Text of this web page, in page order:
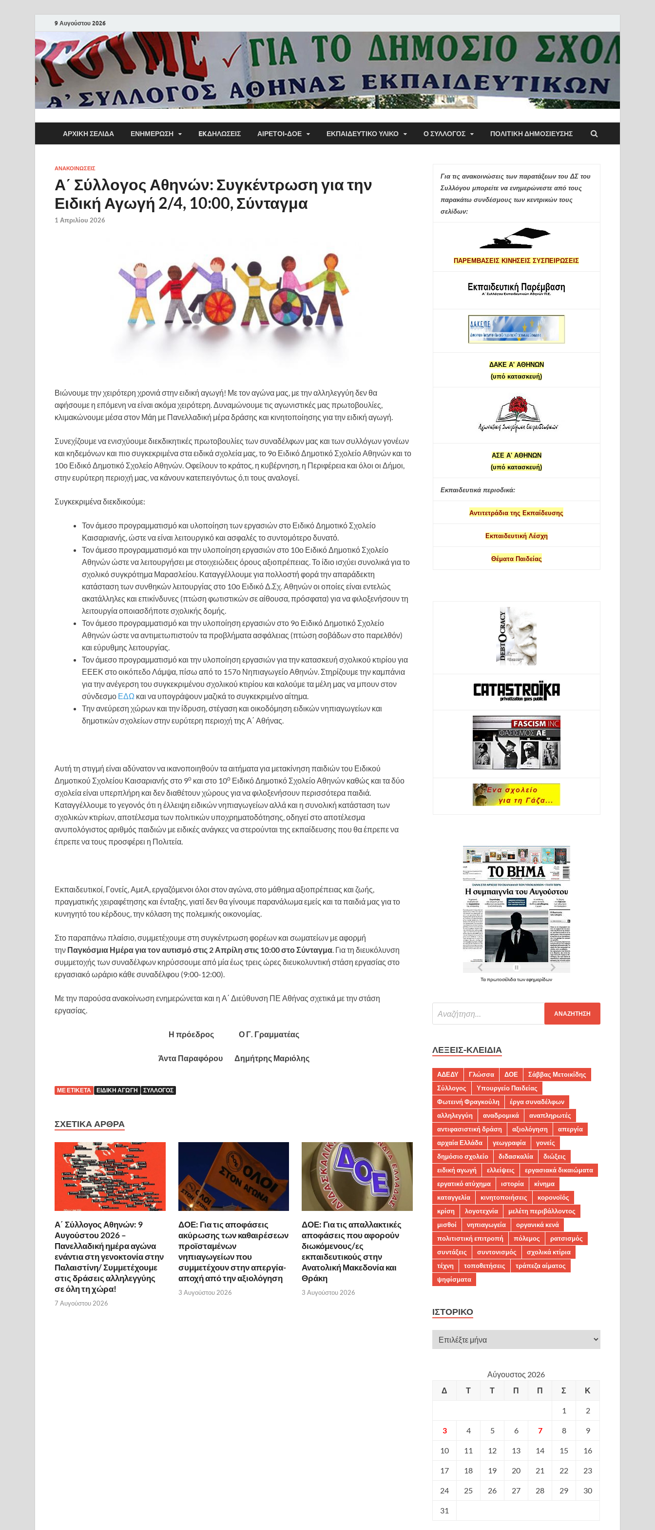
9 Αυγούστου 2026
Α΄ Σύλλογος Αθηνών
Εκπαιδευτικών Π.Ε.
ΑΡΧΙΚΗ ΣΕΛΙΔΑ ΕΝΗΜΕΡΩΣΗ EKΔΗΛΩΣΕΙΣ ΑΙΡΕΤΟΙ-ΔΟΕ ΕΚΠΑΙΔΕΥΤΙΚΌ ΥΛΙΚΌ Ο ΣΥΛΛΟΓΟΣ ΠΟΛΙΤΙΚΉ ΔΗΜΟΣΊΕΥΣΗΣ
ΑΝΑΚΟΙΝΩΣΕΙΣ
Α΄ Σύλλογος Αθηνών: Συγκέντρωση για την
Ειδική Αγωγή 2/4, 10:00, Σύνταγμα
1 Απριλίου 2026
Βιώνουμε την χειρότερη χρονιά στην ειδική αγωγή! Με τον αγώνα μας, με την αλληλεγγύη δεν θα
αφήσουμε η επόμενη να είναι ακόμα χειρότερη. Δυναμώνουμε τις αγωνιστικές μας πρωτοβουλίες,
κλιμακώνουμε μέσα στον Μάη με Πανελλαδική μέρα δράσης και κινητοποίησης για την ειδική αγωγή.
Συνεχίζουμε να ενισχύουμε διεκδικητικές πρωτοβουλίες των συναδέλφων μας και των συλλόγων γονέων
και κηδεμόνων και πιο συγκεκριμένα στα ειδικά σχολεία μας, το 9ο Ειδικό Δημοτικό Σχολείο Αθηνών και το
10ο Ειδικό Δημοτικό Σχολείο Αθηνών. Οφείλουν το κράτος, η κυβέρνηση, η Περιφέρεια και όλοι οι Δήμοι,
στην ευρύτερη περιοχή μας, να κάνουν κατεπειγόντως ό,τι τους αναλογεί.
Συγκεκριμένα διεκδικούμε:
Τον άμεσο προγραμματισμό και υλοποίηση των εργασιών στο Ειδικό Δημοτικό Σχολείο
Καισαριανής, ώστε να είναι λειτουργικό και ασφαλές το συντομότερο δυνατό.
Τον άμεσο προγραμματισμό και την υλοποίηση εργασιών στο 10ο Ειδικό Δημοτικό Σχολείο
Αθηνών ώστε να λειτουργήσει με στοιχειώδεις όρους αξιοπρέπειας. Το ίδιο ισχύει συνολικά για το
σχολικό συγκρότημα Μαρασλείου. Καταγγέλλουμε για πολλοστή φορά την απαράδεκτη
κατάσταση των συνθηκών λειτουργίας στο 10ο Ειδικό Δ.Σχ. Αθηνών οι οποίες είναι εντελώς
ακατάλληλες και επικίνδυνες (πτώση φωτιστικών σε αίθουσα, πρόσφατα) για να φιλοξενήσουν τη
λειτουργία οποιασδήποτε σχολικής δομής.
Τον άμεσο προγραμματισμό και την υλοποίηση εργασιών στο 9ο Ειδικό Δημοτικό Σχολείο
Αθηνών ώστε να αντιμετωπιστούν τα προβλήματα ασφάλειας (πτώση σοβάδων στο παρελθόν)
και εύρυθμης λειτουργίας.
Τον άμεσο προγραμματισμό και την υλοποίηση εργασιών για την κατασκευή σχολικού κτιρίου για
ΕΕΕΚ στο οικόπεδο Λάμψα, πίσω από το 157ο Νηπιαγωγείο Αθηνών. Στηρίζουμε την καμπάνια
για την ανέγερση του συγκεκριμένου σχολικού κτιρίου και καλούμε τα μέλη μας να μπουν στον
σύνδεσμο ΕΔΩ και να υπογράψουν μαζικά το συγκεκριμένο αίτημα.
Την ανεύρεση χώρων και την ίδρυση, στέγαση και οικοδόμηση ειδικών νηπιαγωγείων και
δημοτικών σχολείων στην ευρύτερη περιοχή της Α΄ Αθήνας.
Αυτή τη στιγμή είναι αδύνατον να ικανοποιηθούν τα αιτήματα για μετακίνηση παιδιών του Ειδικού
Δημοτικού Σχολείου Καισαριανής στο 9ο και στο 10ο Ειδικό Δημοτικό Σχολείο Αθηνών καθώς και τα δύο
σχολεία είναι υπερπλήρη και δεν διαθέτουν χώρους για να φιλοξενήσουν περισσότερα παιδιά.
Καταγγέλλουμε το γεγονός ότι η έλλειψη ειδικών νηπιαγωγείων αλλά και η συνολική κατάσταση των
σχολικών κτιρίων, αποτέλεσμα των πολιτικών υποχρηματοδότησης, οδηγεί στο αποτέλεσμα
ανυπολόγιστος αριθμός παιδιών με ειδικές ανάγκες να στερούνται της εκπαίδευσης που θα έπρεπε να
έπρεπε να τους προσφέρει η Πολιτεία.
Εκπαιδευτικοί, Γονείς, ΑμεΑ, εργαζόμενοι όλοι στον αγώνα, στο μάθημα αξιοπρέπειας και ζωής,
πραγματικής χειραφέτησης και ένταξης, γιατί δεν θα γίνουμε παρανάλωμα εμείς και τα παιδιά μας για το
κυνηγητό του κέρδους, την κόλαση της πολεμικής οικονομίας.
Στο παραπάνω πλαίσιο, συμμετέχουμε στη συγκέντρωση φορέων και σωματείων με αφορμή
την Παγκόσμια Ημέρα για τον αυτισμό στις 2 Απρίλη στις 10:00 στο Σύνταγμα. Για τη διευκόλυνση
συμμετοχής των συναδέλφων κηρύσσουμε από μία έως τρεις ώρες διευκολυντική στάση εργασίας στο
εργασιακό ωράριο κάθε συναδέλφου (9:00-12:00).
Με την παρούσα ανακοίνωση ενημερώνεται και η Α΄ Διεύθυνση ΠΕ Αθήνας σχετικά με την στάση
εργασίας.
Η πρόεδρος Ο Γ. Γραμματέας
Άντα Παραφόρου Δημήτρης Μαριόλης
ΜΕ ΕΤΙΚΈΤΑ ΕΙΔΙΚΉ ΑΓΩΓΉ ΣΎΛΛΟΓΟΣ
ΣΧΕΤΙΚΆ ΆΡΘΡΑ
Α΄ Σύλλογος Αθηνών: 9
Αυγούστου 2026 –
Πανελλαδική ημέρα αγώνα
ενάντια στη γενοκτονία στην
Παλαιστίνη/ Συμμετέχουμε
στις δράσεις αλληλεγγύης
σε όλη τη χώρα!
7 Αυγούστου 2026
ΔΟΕ: Για τις αποφάσεις
ακύρωσης των καθαιρέσεων
προϊσταμένων
νηπιαγωγείων που
συμμετέχουν στην απεργία-
αποχή από την αξιολόγηση
3 Αυγούστου 2026
ΔΟΕ: Για τις απαλλακτικές
αποφάσεις που αφορούν
διωκόμενους/ες
εκπαιδευτικούς στην
Ανατολική Μακεδονία και
Θράκη
3 Αυγούστου 2026
Για τις ανακοινώσεις των παρατάξεων του ΔΣ του
Συλλόγου μπορείτε να ενημερώνεστε από τους
παρακάτω συνδέσμους των κεντρικών τους
σελίδων:
ΠΑΡΕΜΒΑΣΕΙΣ ΚΙΝΗΣΕΙΣ ΣΥΣΠΕΙΡΩΣΕΙΣ
ΔΑΚΕ Α' ΑΘΗΝΩΝ
(υπό κατασκευή)
ΑΣΕ Α' ΑΘΗΝΩΝ
(υπό κατασκευή)
Εκπαιδευτικά περιοδικά:
Αντιτετράδια της Εκπαίδευσης
Εκπαιδευτική Λέσχη
Θέματα Παιδείας
Τα πρωτοσέλιδα των εφημερίδων
ΛΈΞΕΙΣ-ΚΛΕΙΔΙΆ
ΑΔΕΔΥ Γλώσσα ΔΟΕ
Σάββας Μετοικίδης
Σύλλογος
Υπουργείο Παιδείας
Φωτεινή Φραγκούλη
έργα συναδέλφων
αλληλεγγύη
αναδρομικά
αναπληρωτές
αντιφασιστική δράση
αξιολόγηση
απεργία
αρχαία Ελλάδα
γεωγραφία
γονείς
δημόσιο σχολείο
διδασκαλία
διώξεις
ειδική αγωγή
ελλείψεις
εργασιακά δικαιώματα
εργατικό ατύχημα
ιστορία
κίνημα
καταγγελία
κινητοποιήσεις
κορονοϊός
κρίση
λογοτεχνία
μελέτη περιβάλλοντος
μισθοί
νηπιαγωγεία
οργανικά κενά
πολιτιστική επιτροπή
πόλεμος
ρατσισμός
συντάξεις
συντονισμός
σχολικά κτίρια
τέχνη
τοποθετήσεις
τράπεζα αίματος
ψηφίσματα
ΙΣΤΟΡΙΚΌ
Αύγουστος 2026
Δ
Τ Τ Π Π Σ Κ
1 2
3 4 5 6 7 8 9
10 11 12 13 14 15 16
17 18 19 20 21 22 23
24 25 26 27 28 29 30
31